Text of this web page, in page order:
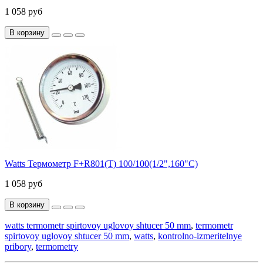
1 058 руб
В корзину
Watts Термометр F+R801(T) 100/100(1/2",160"С)
1 058 руб
В корзину
watts termometr spirtovoy uglovoy shtucer 50 mm, termometr
spirtovoy uglovoy shtucer 50 mm, watts, kontrolno-izmeritelnye
pribory, termometry